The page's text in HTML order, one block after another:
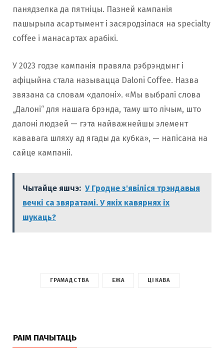
панядзелка да пятніцы. Пазней кампанія
пашырыла асартымент і засяродзілася на specialty
coffee і манасартах арабікі.
У 2023 годзе кампанія правяла рэбрэндынг і
афіцыйна стала называцца Daloni Coffee. Назва
звязана са словам «далоні». «Мы выбралі слова
„Далоні“ для нашага брэнда, таму што лічым, што
далоні людзей — гэта найважнейшы элемент
кававага шляху ад ягады да кубка», — напісана на
сайце кампаніі.
Чытайце яшчэ: У Гродне з'явіліся трэндавыя
вечкі са звяратамі. У якіх кавярнях іх
шукаць?
ГРАМАДСТВА ЕЖА ЦІКАВА
РАІМ ПАЧЫТАЦЬ